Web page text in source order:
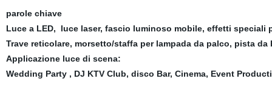
parole chiave
Luce a LED,
luce laser, fascio luminoso mobile, effetti speciali
Trave reticolare, morsetto/staffa per lampada da palco, pista da
Applicazione luce di scena:
Wedding Party, DJ KTVClub, disco Bar, Cinema, Event